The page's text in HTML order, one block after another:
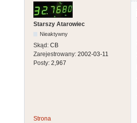
Starszy Atarowiec
Nieaktywny
Skąd: CB
Zarejestrowany: 2002-03-11
Posty: 2,967
Strona